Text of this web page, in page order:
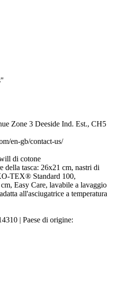
Zone 3 Deeside Ind. Est., CH5
en-gb/contact-us/
di cotone
della tasca: 26x21 cm, nastri di
TEX® Standard 100,
Easy Care, lavabile a lavaggio
all'asciugatrice a temperatura
| Paese di origine: